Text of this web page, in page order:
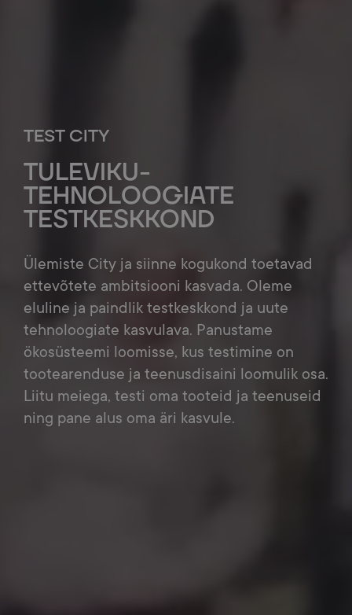
TEST CITY
TULEVIKU-
TEHNOLOOGIATE
TESTKESKKOND
Ülemiste City ja siinne kogukond toetavad
ettevõtete ambitsiooni kasvada. Oleme
eluline ja paindlik testkeskkond ja uute
tehnoloogiate kasvulava. Panustame
ökosüsteemi loomisse, kus testimine on
tootearenduse ja teenusdisaini loomulik osa.
Liitu meiega, testi oma tooteid ja teenuseid
ning pane alus oma äri kasvule.